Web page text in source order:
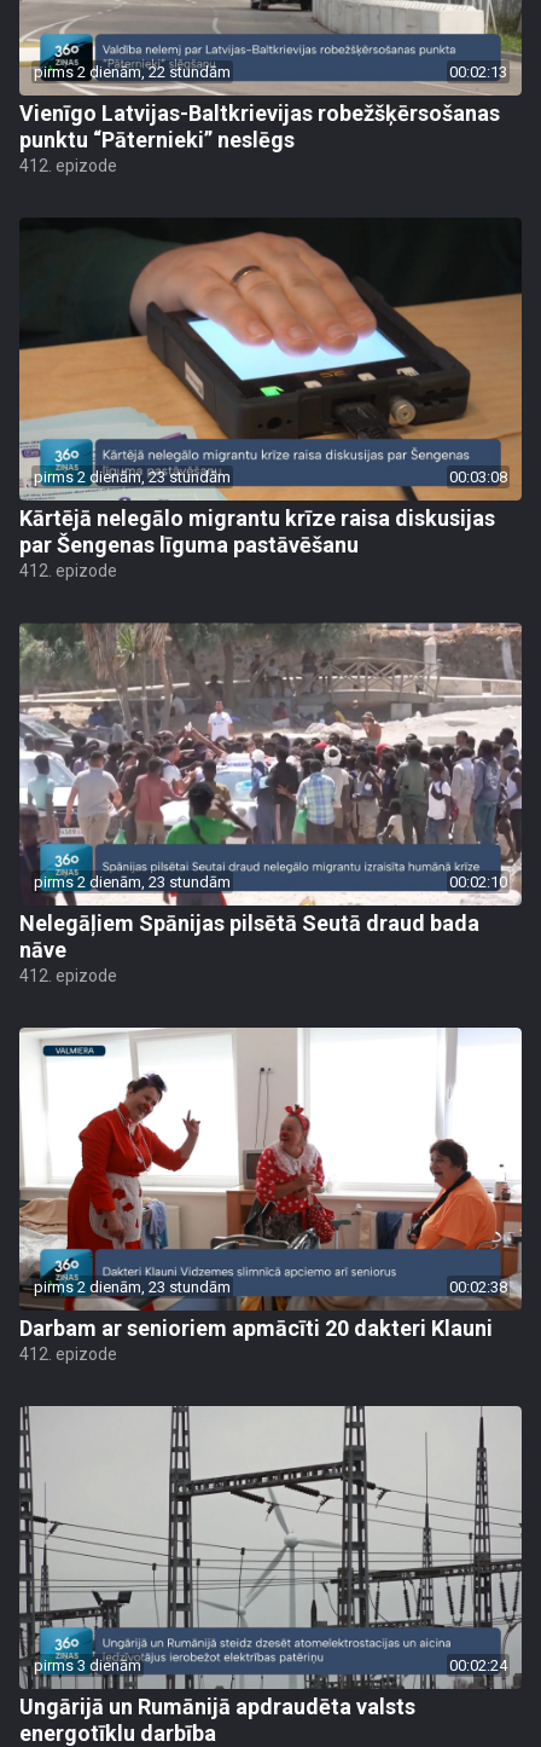
pirms 2 dienām, 22 stundām 00:02:13
Vienīgo Latvijas-Baltkrievijas robežšķērsošanas
punktu “Pāternieki” neslēgs
412. epizode
pirms 2 dienām, 23 stundām 00:03:08
Kārtējā nelegālo migrantu krīze raisa diskusijas
par Šengenas līguma pastāvēšanu
412. epizode
pirms 2 dienām, 23 stundām 00:02:10
Nelegāļiem Spānijas pilsētā Seutā draud bada
nāve
412. epizode
pirms 2 dienām, 23 stundām 00:02:38
Darbam ar senioriem apmācīti 20 dakteri Klauni
412. epizode
pirms 3 dienām 00:02:24
Ungārijā un Rumānijā apdraudēta valsts
energotīklu darbība